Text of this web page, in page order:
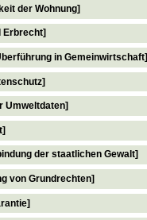
der Wohnung]
Erbrecht]
in Gemeinwirtschaft]
Umweltdaten]
der staatlichen Gewalt]
von Grundrechten]